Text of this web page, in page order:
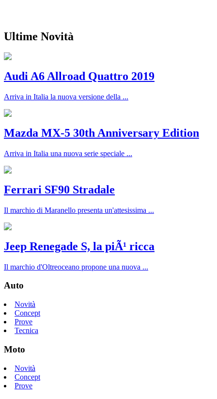
Ultime Novità
Audi A6 Allroad Quattro 2019
Arriva in Italia la nuova versione della ...
Mazda MX-5 30th Anniversary Edition
Arriva in Italia una nuova serie speciale ...
Ferrari SF90 Stradale
Il marchio di Maranello presenta un'attesissima ...
Jeep Renegade S, la piÃ¹ ricca
Il marchio d'Oltreoceano propone una nuova ...
Auto
Novità
Concept
Prove
Tecnica
Moto
Novità
Concept
Prove